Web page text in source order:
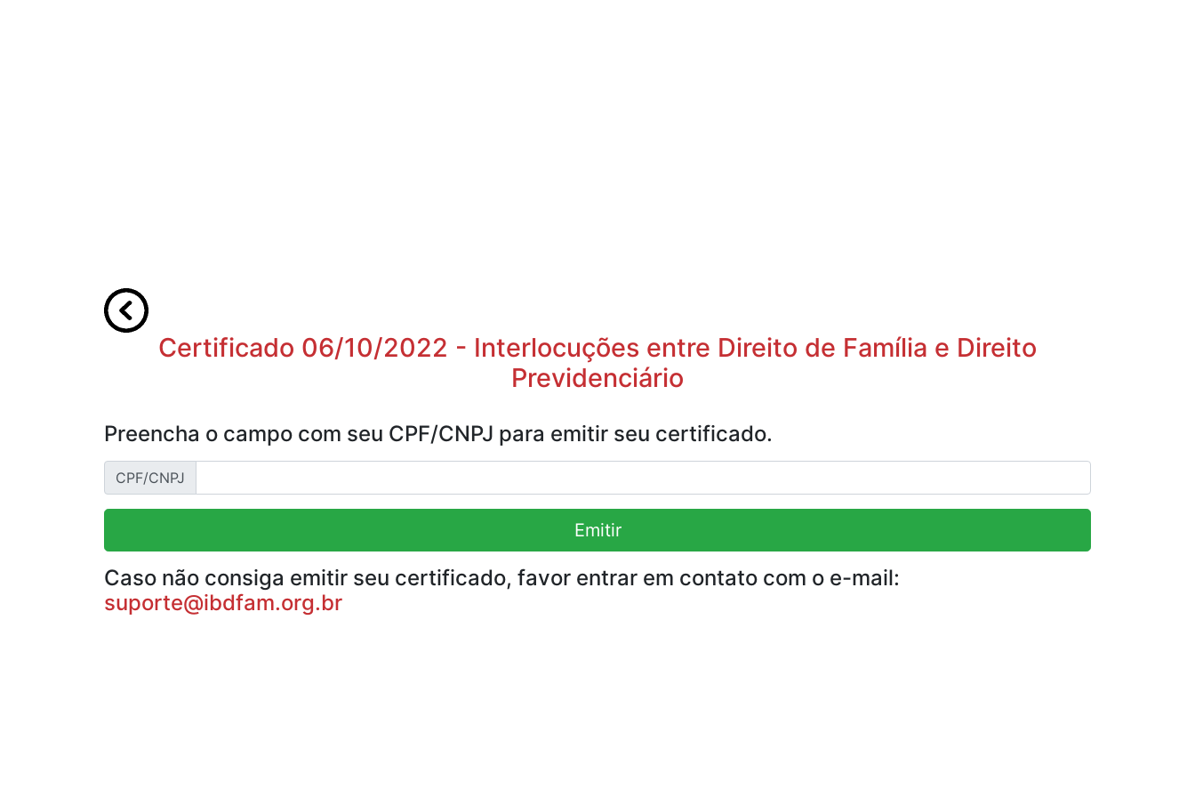
Certificado 06/10/2022 - Interlocuções entre Direito de Família e Direito
Previdenciário
Preencha o campo com seu CPF/CNPJ para emitir seu certificado.
CPF/CNPJ
Emitir
Caso não consiga emitir seu certificado, favor entrar em contato com o e-mail:
suporte@ibdfam.org.br